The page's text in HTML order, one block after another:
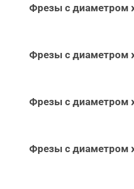
Фрезы с диаметром
Фрезы с диаметром
Фрезы с диаметром
Фрезы с диаметром